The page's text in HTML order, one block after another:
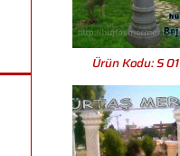
Ürün Kodu: S 01